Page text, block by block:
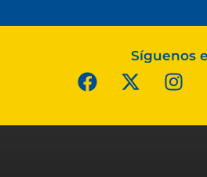
Síguenos